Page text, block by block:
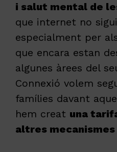
i salut mental de
que internet no
especialment per
que encara estan
algunes àrees del
Connexió volem
famílies davant
hem creat una
altres